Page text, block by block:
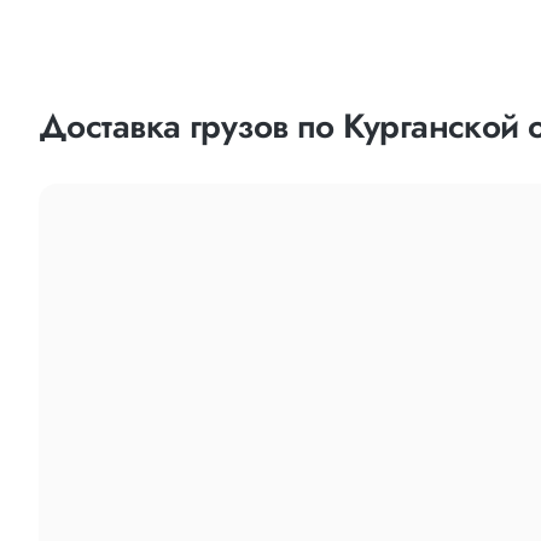
Доставка грузов по Курганской